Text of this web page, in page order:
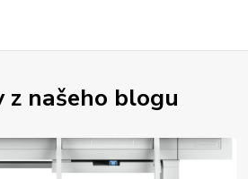
z našeho blogu